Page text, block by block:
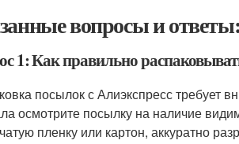
вопросы и ответы:
1: Как правильно
посылок с Алиэкспресс требует
осмотрите посылку на наличие
пленку или картон, аккуратно